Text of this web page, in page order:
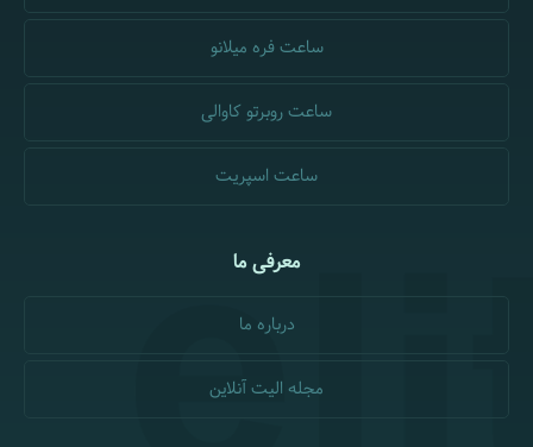
ساعت فره میلانو
ساعت روبرتو کاوالی
ساعت اسپریت
معرفی ما
درباره ما
مجله الیت آنلاین